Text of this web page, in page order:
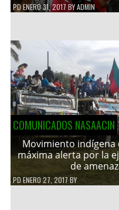
PDENERO 31, 2017 BYADMIN
COMUNICADOS NASAACIN
Movimiento indígena
máxima alerta por la
de
PDENERO 27, 2017 BY